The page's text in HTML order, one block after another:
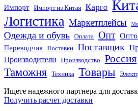
Импорт Импорт из Китая Карго
Логистика Маркетплейсы
Одежда и обувь Оплата Опт
Переводчик Поставки Поставщик
Производители Производство Россия
Таможня Техника Товары
Ищете надежного партнера для
Получить расчет доставки